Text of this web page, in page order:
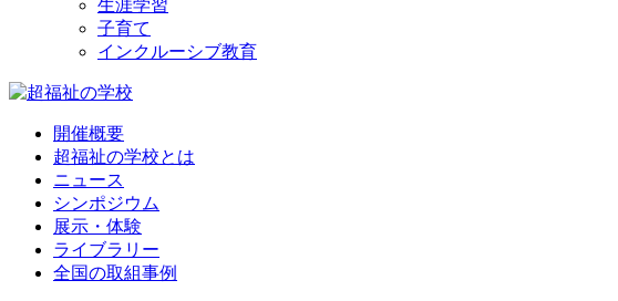
生涯学習
子育て
インクルーシブ教育
開催概要
超福祉の学校とは
ニュース
シンポジウム
展示・体験
ライブラリー
全国の取組事例